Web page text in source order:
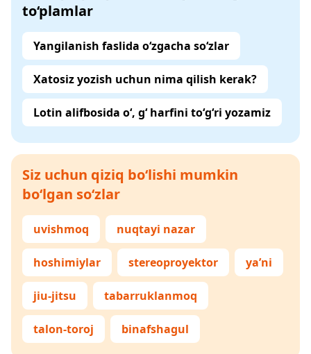
to‘plamlar
Yangilanish faslida o‘zgacha so‘zlar
Xatosiz yozish uchun nima qilish kerak?
Lotin alifbosida o‘, g‘ harfini to‘g‘ri yozamiz
Siz uchun qiziq bo‘lishi mumkin
bo‘lgan so‘zlar
uvishmoq nuqtayi nazar
hoshimiylar stereoproyektor ya’ni
jiu-jitsu tabarruklanmoq
talon-toroj binafshagul